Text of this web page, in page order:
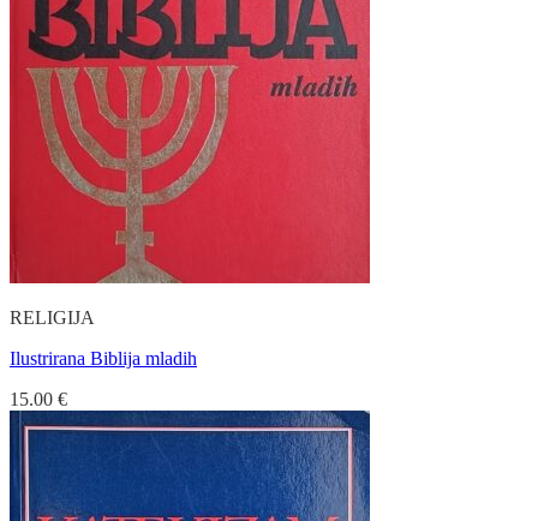
RELIGIJA
Ilustrirana Biblija mladih
15.00 €